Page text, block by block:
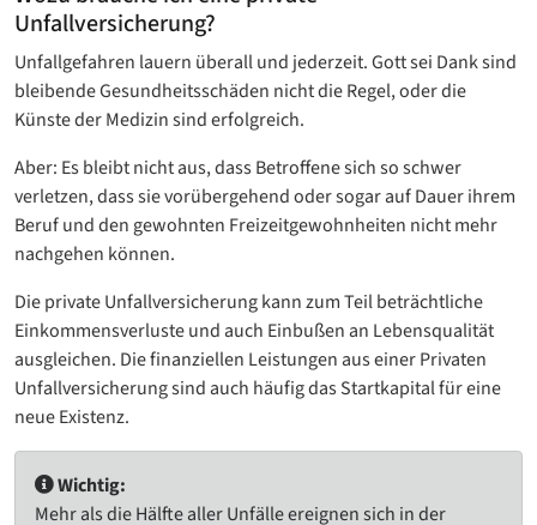
Unfallversicherung?
Unfallgefahren lauern überall und jederzeit. Gott sei Dank sind
bleibende Gesundheitsschäden nicht die Regel, oder die
Künste der Medizin sind erfolgreich.
Aber: Es bleibt nicht aus, dass Betroffene sich so schwer
verletzen, dass sie vorübergehend oder sogar auf Dauer ihrem
Beruf und den gewohnten Freizeitgewohnheiten nicht mehr
nachgehen können.
Die private Unfallversicherung kann zum Teil beträchtliche
Einkommensverluste und auch Einbußen an Lebensqualität
ausgleichen. Die finanziellen Leistungen aus einer Privaten
Unfallversicherung sind auch häufig das Startkapital für eine
neue Existenz.
Wichtig:
Mehr als die Hälfte aller Unfälle ereignen sich in der